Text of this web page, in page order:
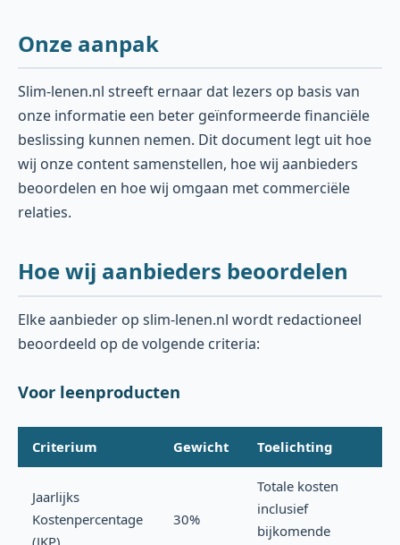
Onze aanpak
Slim-lenen.nl streeft ernaar dat lezers op basis van
onze informatie een beter geïnformeerde financiële
beslissing kunnen nemen. Dit document legt uit hoe
wij onze content samenstellen, hoe wij aanbieders
beoordelen en hoe wij omgaan met commerciële
relaties.
Hoe wij aanbieders beoordelen
Elke aanbieder op slim-lenen.nl wordt redactioneel
beoordeeld op de volgende criteria:
Voor leenproducten
Criterium Gewicht Toelichting
Jaarlijks
Kostenpercentage
(JKP)
30%
Totale kosten
inclusief
bijkomende